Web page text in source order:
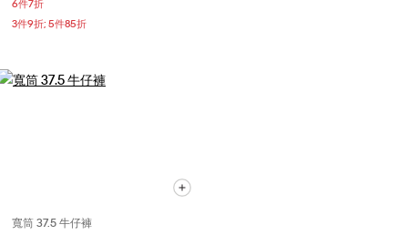
6件7折
3件9折; 5件85折
寬筒 37.5 牛仔褲